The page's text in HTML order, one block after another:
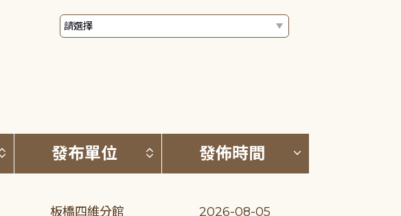
按標題排序 (升降冪)
發布單位 按發布單位排序 (升降冪)
發佈時間 按發佈時間
板橋四維分館 2026-08-05